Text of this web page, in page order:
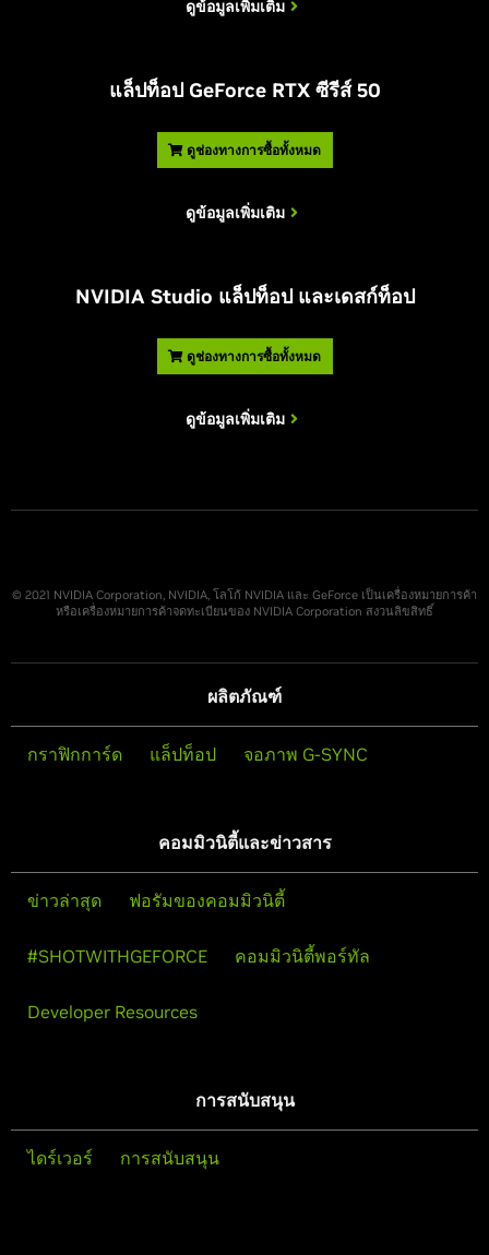
ดูข้อมูลเพิ่มเติม
แล็ปท็อป GeForce RTX ซีรีส์ 50
ดูช่องทางการซื้อทั้งหมด
ดูข้อมูลเพิ่มเติม
NVIDIA Studio แล็ปท็อป และเดสก์ท็อป
ดูช่องทางการซื้อทั้งหมด
ดูข้อมูลเพิ่มเติม
© 2021 NVIDIA Corporation, NVIDIA, โลโก้ NVIDIA และ GeForce เป็นเครื่องหมายการค้า
หรือเครื่องหมายการค้าจดทะเบียนของ NVIDIA Corporation สงวนลิขสิทธิ์
ผลิตภัณฑ์
กราฟิกการ์ด แล็ปท็อป จอภาพ G-SYNC
คอมมิวนิตี้และข่าวสาร
ข่าวล่าสุด ฟอรัมของคอมมิวนิตี้
#SHOTWITHGEFORCE คอมมิวนิตี้พอร์ทัล
Developer Resources
การสนับสนุน
ไดร์เวอร์ การสนับสนุน